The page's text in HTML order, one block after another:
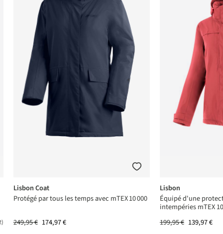
de 5 sur 5 étoiles
Lisbon Coat
Protégé par tous les temps avec mTEX 10 000
249,95 € 174,97 €
Lisbon
Équipé d'une
intempéries mTEX
199,95 € 139,97 €